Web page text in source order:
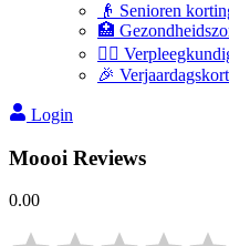
👴 Senioren
🏥
👩‍⚕️
🎉
Login
Moooi Reviews
0.00